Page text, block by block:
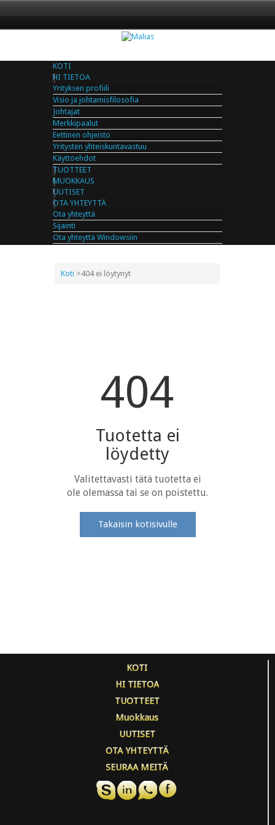
KOTI
HI TIETOA
Yrityksen profiili
Visio ja johtamisfilosofia
Johtajat
Merkkipaalut
Eettinen ohjeisto
Yritysten yhteiskuntavastuu
Käyttöehdot
TUOTTEET
MUOKKAUS
UUTISET
OTA YHTEYTTÄ
Ota yhteyttä
Sijainti
Ota yhteyttä Windowsiin
Koti >404 ei löytynyt
404
Tuotetta ei
löydetty
Valitettavasti tätä tuotetta ei
ole olemassa tai se on poistettu.
Takaisin kotisivulle
KOTI
HI TIETOA
TUOTTEET
Muokkaus
UUTISET
OTA YHTEYTTÄ
SEURAA MEITÄ